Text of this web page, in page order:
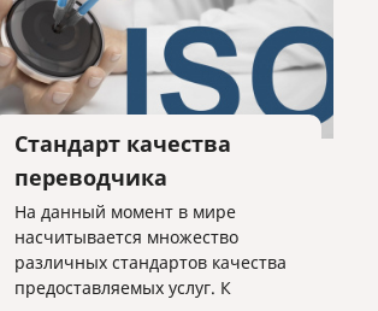
Стандарт качества
переводчика
На данный момент в мире
насчитывается множество
различных стандартов качества
предоставляемых услуг. К